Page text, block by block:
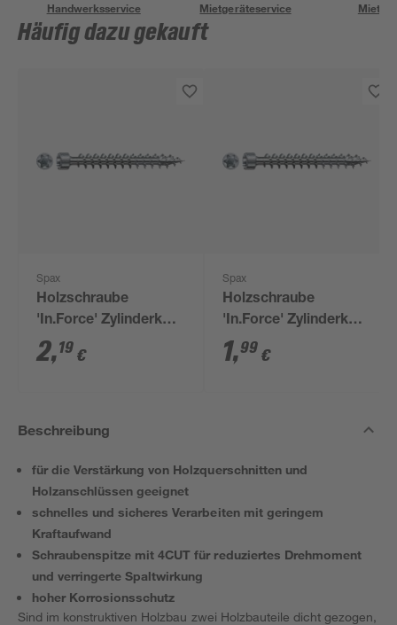
Handwerksservice Mietgeräteservice
Häufig dazu gekauft
Spax
Holzschraube
'In.Force' Zylinderkopf
T-Star plus T30 Ø 6 x
140 mm 1 Stück
2,19 €
Spax
Holzschraube
'In.Force' Zylinderkopf
T-Star plus T30 Ø 6 x
100 mm 1 Stück
1,99 €
Beschreibung
für die Verstärkung von Holzquerschnitten und
Holzanschlüssen geeignet
schnelles und sicheres Verarbeiten mit geringem
Kraftaufwand
Schraubenspitze mit 4CUT für reduziertes Drehmoment
und verringerte Spaltwirkung
hoher Korrosionsschutz
Sind im konstruktiven Holzbau zwei Holzbauteile dicht gezogen,